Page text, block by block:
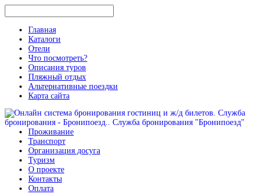
Главная
Каталоги
Отели
Что посмотреть?
Описания туров
Пляжный отдых
Альтернативные поездки
Карта сайта
Проживание
Транспорт
Организация досуга
Туризм
О проекте
Контакты
Оплата